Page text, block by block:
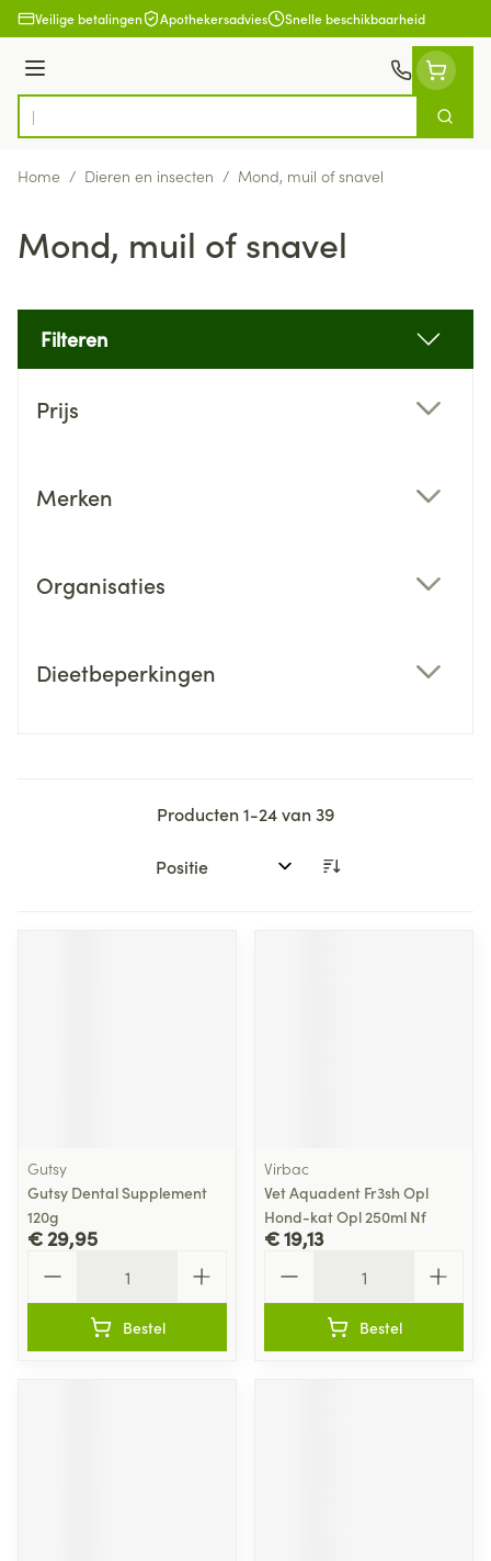
Ga naar de inhoud
Veilige betalingen Apothekersadvies Snelle beschikbaarheid
Menu
Product, merk, categorie...
Zoek
Home / Dieren en insecten / Mond, muil of snavel
Mond, muil of snavel
Filteren
Prijs
Merken
Organisaties
Dieetbeperkingen
Producten1-24van39
Sorteer op:
Gutsy
Gutsy Dental Supplement
120g
€ 29,95
Bestel
Virbac
Vet Aquadent Fr3sh Opl
Hond-kat Opl 250ml Nf
€ 19,13
Bestel